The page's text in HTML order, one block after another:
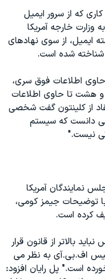
هزار ایمیل کاری که از سرور ایمیل
شخصی کلینتون در سال ۲۰۱۴ به وزارت خارجه آمریکا
شده، ۱۱۰ ایمیل از ۵۲ رشته ایمیل، از سوی نهادهای
شناخته شده است.
اطلاعات فوق سری،
و هشت تا حاوی اطلاعات
از کلینتون گفت شخصی
دانست که سیستم
نیست."
نمایندگان آمریکا
توضیحات جیمز کومی،
کرده است.
بالاتر از قانون قرار
اف.بی.آی به نظر می
است." پل رایان افزود: